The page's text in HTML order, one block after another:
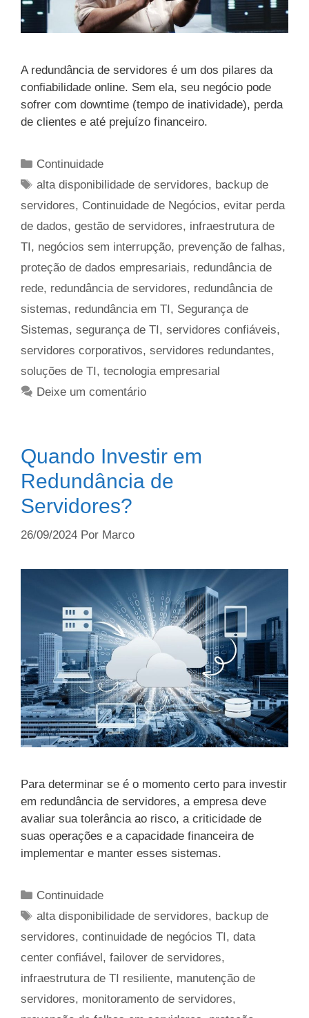
A redundância de servidores é um dos pilares da
confiabilidade online. Sem ela, seu negócio pode
sofrer com downtime (tempo de inatividade), perda
de clientes e até prejuízo financeiro.
Categorias
Continuidade
Tags
alta disponibilidade de servidores, backup de
servidores, Continuidade de Negócios, evitar perda
de dados, gestão de servidores, infraestrutura de
TI , negócios sem interrupção, prevenção de falhas,
proteção de dados empresariais, redundância de
rede, redundância de servidores, redundância de
sistemas, redundância em TI , Segurança de
Sistemas, segurança de TI , servidores confiáveis,
servidores corporativos, servidores redundantes,
soluções de TI , tecnologia empresarial
Deixe um comentário
Quando Investir em
Redundância de
Servidores?
26/09/2024 Por Marco
Para determinar se é o momento certo para investir
em redundância de servidores, a empresa deve
avaliar sua tolerância ao risco, a criticidade de
suas operações e a capacidade financeira de
implementar e manter esses sistemas.
Categorias
Continuidade
Tags
alta disponibilidade de servidores, backup de
servidores, continuidade de negócios TI , data
center confiável , failover de servidores,
infraestrutura de TI resiliente, manutenção de
servidores, monitoramento de servidores,